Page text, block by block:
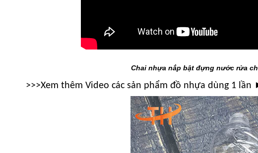
Chai nhựa nắp bật đựng nước rửa
>>>Xem thêm Video các sản phẩm đồ nhựa dùng 1 lần